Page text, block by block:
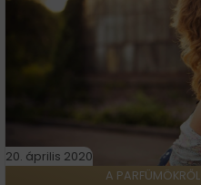
20. április 2020
A PARFÜMÖKRŐL